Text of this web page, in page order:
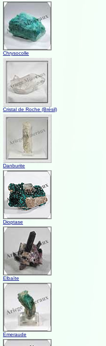
Chrysocolle
Cristal de Roche (Brésil)
Danburite
Dioptase
Elbaïte
Emeraude